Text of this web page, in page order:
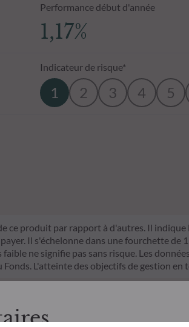
Performance début d'année
1,17%
Indicateur de risque*
1 2 3 4 5
ce produit par rapport à d'autres. Il
Il s'échelonne dans une fourchette de
ne signifie pas sans risque. Les
L'atteinte des objectifs de gestion en
le secteur des services financiers
par les investisseurs
facteurs de durabilité dans le processus